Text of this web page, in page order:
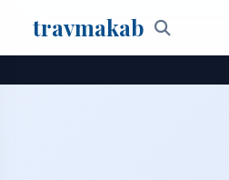
travmakab Поиск